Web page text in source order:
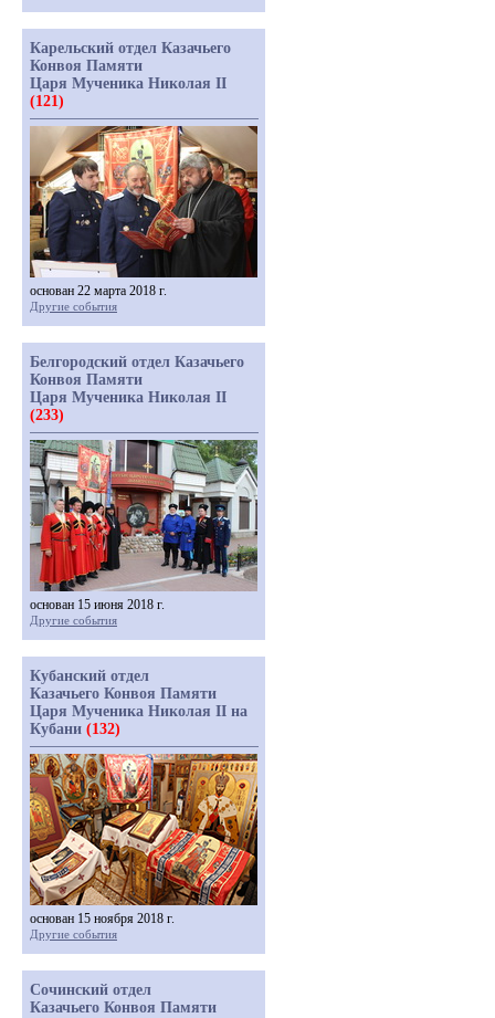
Карельский отдел Казачьего
Конвоя Памяти
Царя Мученика Николая II
(121)
основан 22 марта 2018 г.
Другие события
Белгородский отдел Казачьего
Конвоя Памяти
Царя Мученика Николая II
(233)
основан 15 июня 2018 г.
Другие события
Кубанский отдел
Казачьего Конвоя Памяти
Царя Мученика Николая II на
Кубани (132)
основан 15 ноября 2018 г.
Другие события
Сочинский отдел
Казачьего Конвоя Памяти